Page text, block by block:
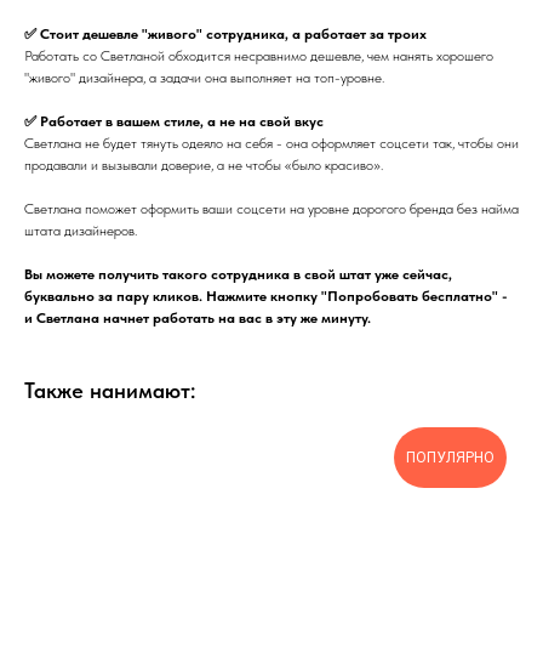
✅ Стоит дешевле "живого" сотрудника, а работает за троих
Работать со Светланой обходится несравнимо дешевле, чем нанять хорошего
"живого" дизайнера, а задачи она выполняет на топ-уровне.
✅ Работает в вашем стиле, а не на свой вкус
Светлана не будет тянуть одеяло на себя - она оформляет соцсети так, чтобы они
продавали и вызывали доверие, а не чтобы «было красиво».
Светлана поможет оформить ваши соцсети на уровне дорогого бренда без найма
штата дизайнеров.
Вы можете получить такого сотрудника в свой штат уже сейчас,
буквально за пару кликов. Нажмите кнопку "Попробовать бесплатно" -
и Светлана начнет работать на вас в эту же минуту.
Также нанимают:
ПОПУЛЯРНО